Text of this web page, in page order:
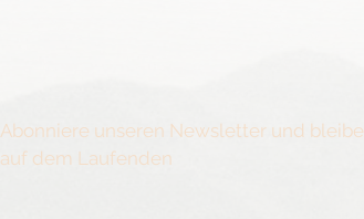
Abonniere unseren Newsletter und bleibe
auf dem Laufenden